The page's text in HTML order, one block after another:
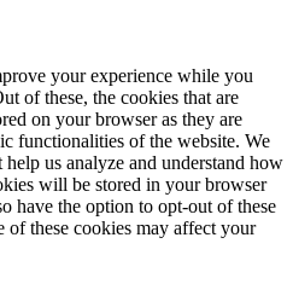
your experience while you
of these, the cookies that are
on your browser as they are
functionalities of the website. We
us analyze and understand how
will be stored in your browser
have the option to opt-out of these
these cookies may affect your